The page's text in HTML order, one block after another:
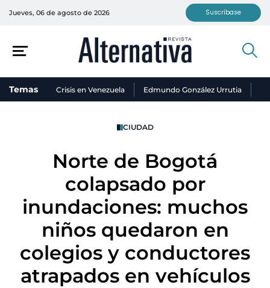
Jueves, 06 de agosto de 2026 Suscríbase
Temas Crisis en Venezuela Edmundo González Urrutia
CIUDAD
Norte de Bogotá
colapsado por
inundaciones: muchos
niños quedaron en
colegios y conductores
atrapados en vehículos